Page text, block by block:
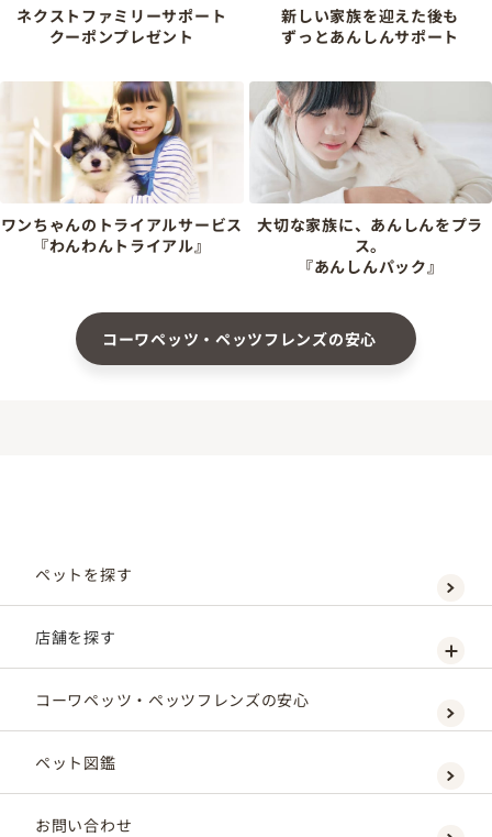
ネクストファミリーサポート
クーポンプレゼント
新しい家族を迎えた後も
ずっとあんしんサポート
ワンちゃんのトライアルサービス
『わんわんトライアル』
大切な家族に、あんしんをプラ
ス。
『あんしんパック』
コーワペッツ・ペッツフレンズの安心
ペットを探す
店舗を探す
コーワペッツ・ペッツフレンズの安心
ペット図鑑
お問い合わせ